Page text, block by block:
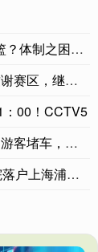
困才是真凶？
伟P上合照，
：00！CCTV5
友评论区炸
东张江科学